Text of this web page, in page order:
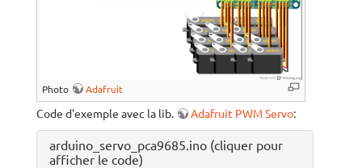
Photo Adafruit
Code d'exemple avec la lib. Adafruit PWM Servo:
arduino_servo_pca9685.ino (cliquer pour
afficher le code)